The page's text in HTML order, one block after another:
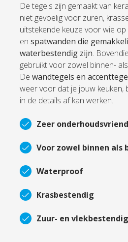
De tegels zijn gemaakt van
niet gevoelig voor zuren,
uitstekende keuze voor wie
en spatwanden die
waterbestendig zijn.
gebruikt voor zowel binnen-
De wandtegels en
weer voor dat je jouw
in de details af kan werken.
Zeer
Voor zowel binnen als
Waterproof
Krasbestendig
Zuur- en vlekbestendig